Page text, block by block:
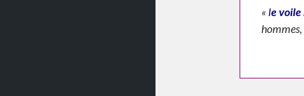
« le voile
hommes,